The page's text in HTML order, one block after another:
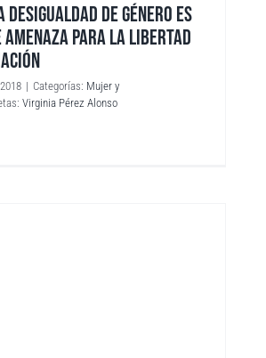
DESIGUALDAD DE GÉNERO ES
AMENAZA PARA LA LIBERTAD
| Categorías: Mujer y
Virginia Pérez Alonso